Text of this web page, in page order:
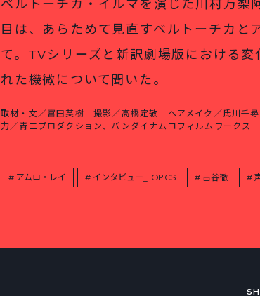
ベルトーチカ・イルマを演じた川村万梨
目は、あらためて見直すベルトーチカと
て。TVシリーズと新訳劇場版における変
れた機微について聞いた。
取材・文／富田英樹 撮影／高橋定敬 ヘアメイク／氏川千
力／青二プロダクション、バンダイナムコフィルムワークス
アムロ・レイ インタビュー_TOPICS 古谷徹